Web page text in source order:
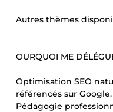
Autres thèmes
OURQUOI ME
Optimisation SEO
référencés sur Google.
Pédagogie